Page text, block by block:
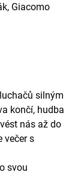
Giacomo
silným
končí, hudba
nás až do
večer s
svou